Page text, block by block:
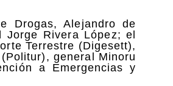
Drogas, Alejandro de
Rivera López; el
Terrestre (Digesett),
general Minoru
a Emergencias y